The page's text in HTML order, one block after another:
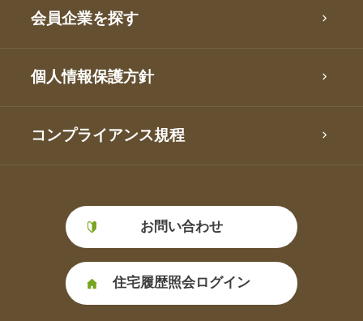
会員企業を探す
個人情報保護方針
コンプライアンス規程
お問い合わせ
住宅履歴照会ログイン